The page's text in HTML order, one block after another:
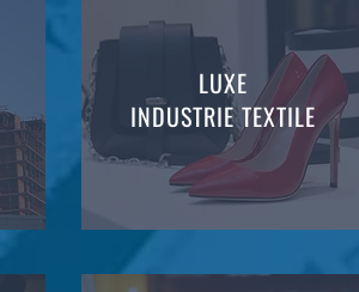
LUXE
INDUSTRIE TEXTILE